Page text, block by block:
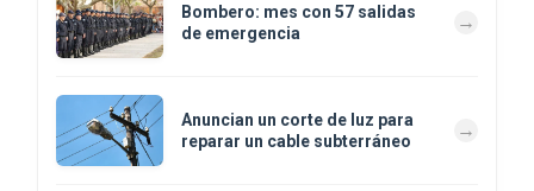
Bombero: mes con 57 salidas
de emergencia
Anuncian un corte de luz para
reparar un cable subterráneo